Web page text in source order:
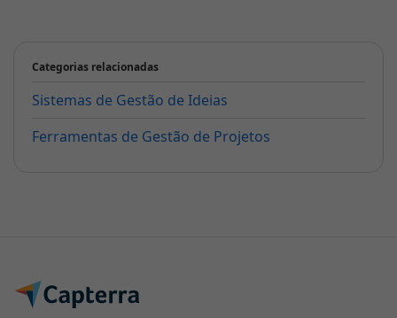
Categorias relacionadas
Sistemas de Gestão de Ideias
Ferramentas de Gestão de Projetos